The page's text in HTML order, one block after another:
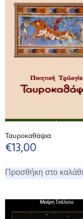
Ταυροκαθάψια
€13,00
Προσθήκη στο καλάθι